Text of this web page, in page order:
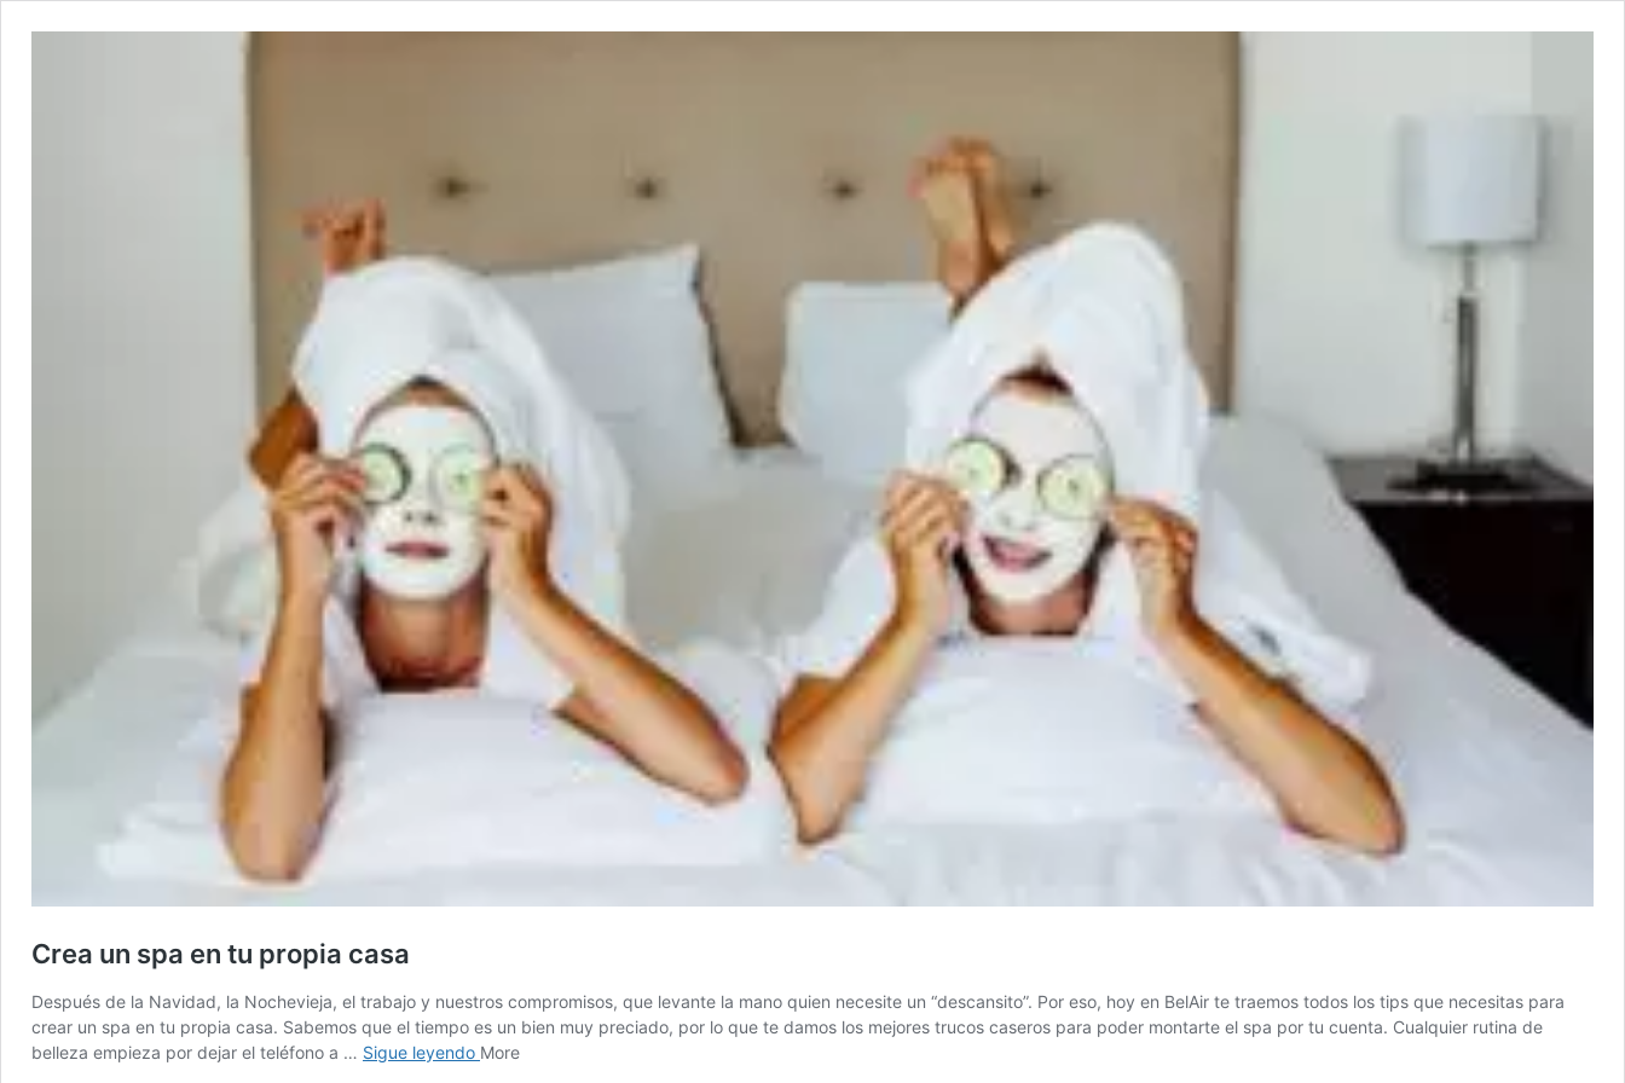
Crea un spa en tu propia casa
Después de la Navidad, la Nochevieja, el trabajo y nuestros compromisos, que levante la mano quien necesite un “descansito”. Por eso, hoy en BelAir te traemos todos los tips que necesitas para
crear un spa en tu propia casa. Sabemos que el tiempo es un bien muy preciado, por lo que te damos los mejores trucos caseros para poder montarte el spa por tu cuenta. Cualquier rutina de
belleza empieza por dejar el teléfono a … Sigue leyendo Crea
More